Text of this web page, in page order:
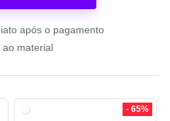
após o pagamento
ao material
- 65%